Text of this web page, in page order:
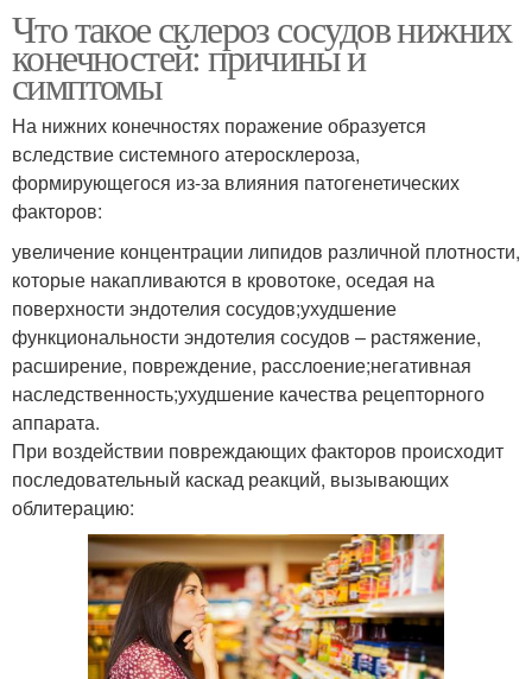
Что такое склероз сосудов нижних
конечностей: причины и
симптомы
На нижних конечностях поражение образуется
вследствие системного атеросклероза,
формирующегося из-за влияния патогенетических
факторов:
увеличение концентрации липидов различной плотности,
которые накапливаются в кровотоке, оседая на
поверхности эндотелия сосудов;ухудшение
функциональности эндотелия сосудов – растяжение,
расширение, повреждение, расслоение;негативная
наследственность;ухудшение качества рецепторного
аппарата.
При воздействии повреждающих факторов происходит
последовательный каскад реакций, вызывающих
облитерацию: